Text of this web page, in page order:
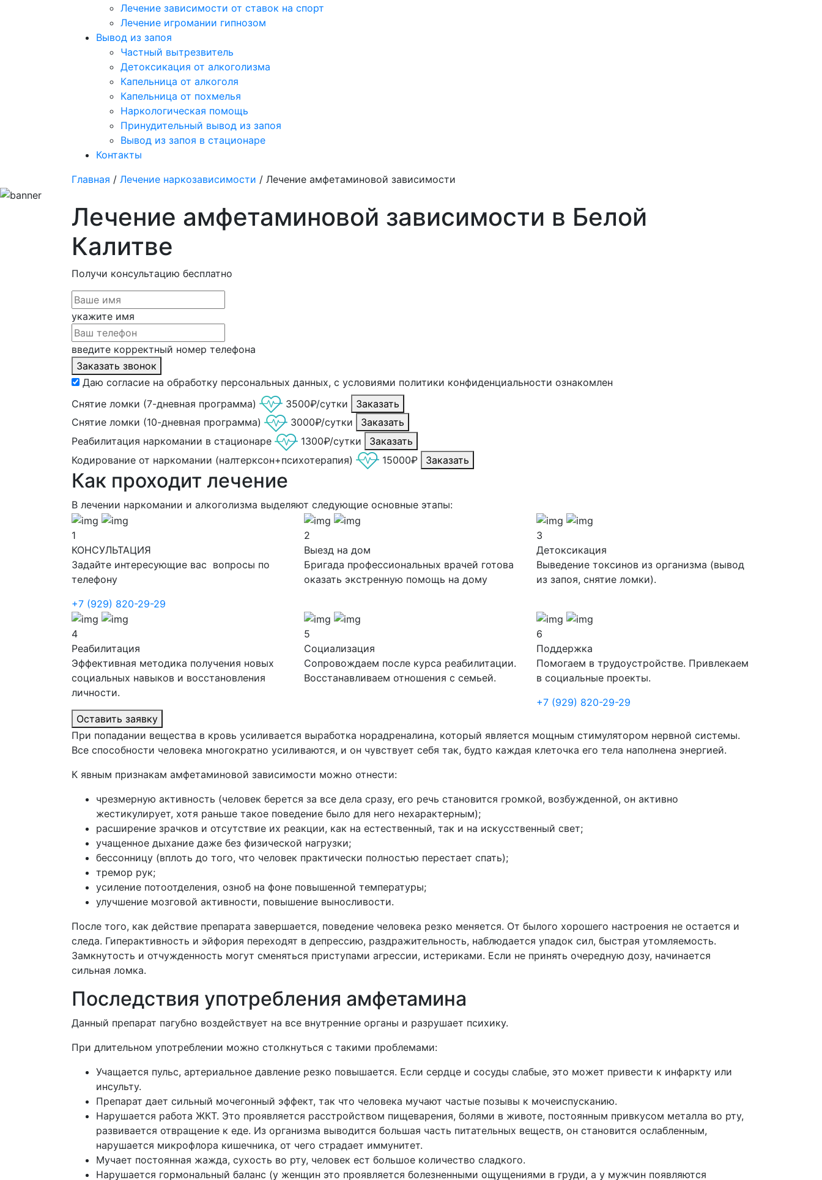
Лечение зависимости от ставок на спорт
Лечение игромании гипнозом
Вывод из запоя
Частный вытрезвитель
Детоксикация от алкоголизма
Капельница от алкоголя
Капельница от похмелья
Наркологическая помощь
Принудительный вывод из запоя
Вывод из запоя в стационаре
Контакты
Главная / Лечение наркозависимости / Лечение амфетаминовой зависимости
Лечение амфетаминовой зависимости в Белой
Калитве
Получи консультацию бесплатно
укажите имя
введите корректный номер телефона
Заказать звонок
Даю согласие на обработку персональных данных, с условиями политики конфиденциальности ознакомлен
Снятие ломки (7-дневная программа)
3500₽/сутки
Заказать
Снятие ломки (10-дневная программа)
3000₽/сутки
Заказать
Реабилитация наркомании в стационаре
1300₽/сутки
Заказать
Кодирование от наркомании (налтерксон+психотерапия)
15000₽ Заказать
Как проходит лечение
В лечении наркомании и алкоголизма выделяют следующие основные этапы:
1
КОНСУЛЬТАЦИЯ
Задайте интересующие вас вопросы по
телефону
+7 (929) 820-29-29
2
Выезд на дом
Бригада профессиональных врачей готова
оказать экстренную помощь на дому
3
Детоксикация
Выведение токсинов из организма (вывод
из запоя, снятие ломки).
4
Реабилитация
Эффективная методика получения новых
социальных навыков и восстановления
личности.
5
Социализация
Сопровождаем после курса реабилитации.
Восстанавливаем отношения с семьей.
6
Поддержка
Помогаем в трудоустройстве. Привлекаем
в социальные проекты.
+7 (929) 820-29-29
Оставить заявку
При попадании вещества в кровь усиливается выработка норадреналина, который является мощным стимулятором нервной системы.
Все способности человека многократно усиливаются, и он чувствует себя так, будто каждая клеточка его тела наполнена энергией.
К явным признакам амфетаминовой зависимости можно отнести:
чрезмерную активность (человек берется за все дела сразу, его речь становится громкой, возбужденной, он активно
жестикулирует, хотя раньше такое поведение было для него нехарактерным);
расширение зрачков и отсутствие их реакции, как на естественный, так и на искусственный свет;
учащенное дыхание даже без физической нагрузки;
бессонницу (вплоть до того, что человек практически полностью перестает спать);
тремор рук;
усиление потоотделения, озноб на фоне повышенной температуры;
улучшение мозговой активности, повышение выносливости.
После того, как действие препарата завершается, поведение человека резко меняется. От былого хорошего настроения не остается и
следа. Гиперактивность и эйфория переходят в депрессию, раздражительность, наблюдается упадок сил, быстрая утомляемость.
Замкнутость и отчужденность могут сменяться приступами агрессии, истериками. Если не принять очередную дозу, начинается
сильная ломка.
Последствия употребления амфетамина
Данный препарат пагубно воздействует на все внутренние органы и разрушает психику.
При длительном употреблении можно столкнуться с такими проблемами:
Учащается пульс, артериальное давление резко повышается. Если сердце и сосуды слабые, это может привести к инфаркту или
инсульту.
Препарат дает сильный мочегонный эффект, так что человека мучают частые позывы к мочеиспусканию.
Нарушается работа ЖКТ. Это проявляется расстройством пищеварения, болями в животе, постоянным привкусом металла во рту,
развивается отвращение к еде. Из организма выводится большая часть питательных веществ, он становится ослабленным,
нарушается микрофлора кишечника, от чего страдает иммунитет.
Мучает постоянная жажда, сухость во рту, человек ест большое количество сладкого.
Нарушается гормональный баланс (у женщин это проявляется болезненными ощущениями в груди, а у мужчин появляются